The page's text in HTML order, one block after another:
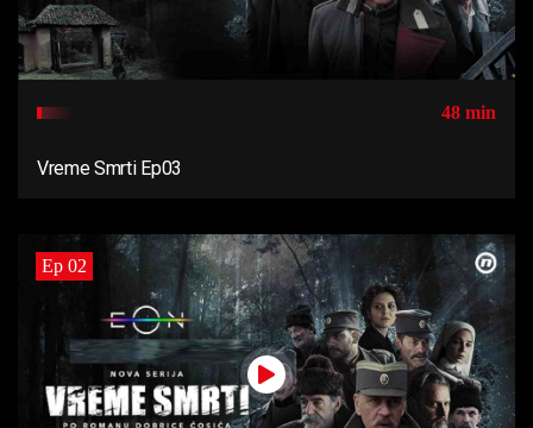
48 min
Vreme Smrti Ep03
Ep 02